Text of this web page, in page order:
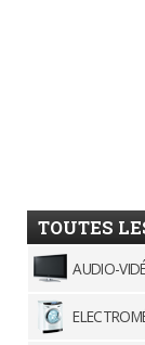
TOUTES
AUDIO-